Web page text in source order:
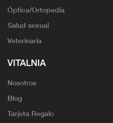
Óptica/Ortopedia
Salud sexual
Veterinaria
VITALNIA
Nosotros
Blog
Tarjeta Regalo